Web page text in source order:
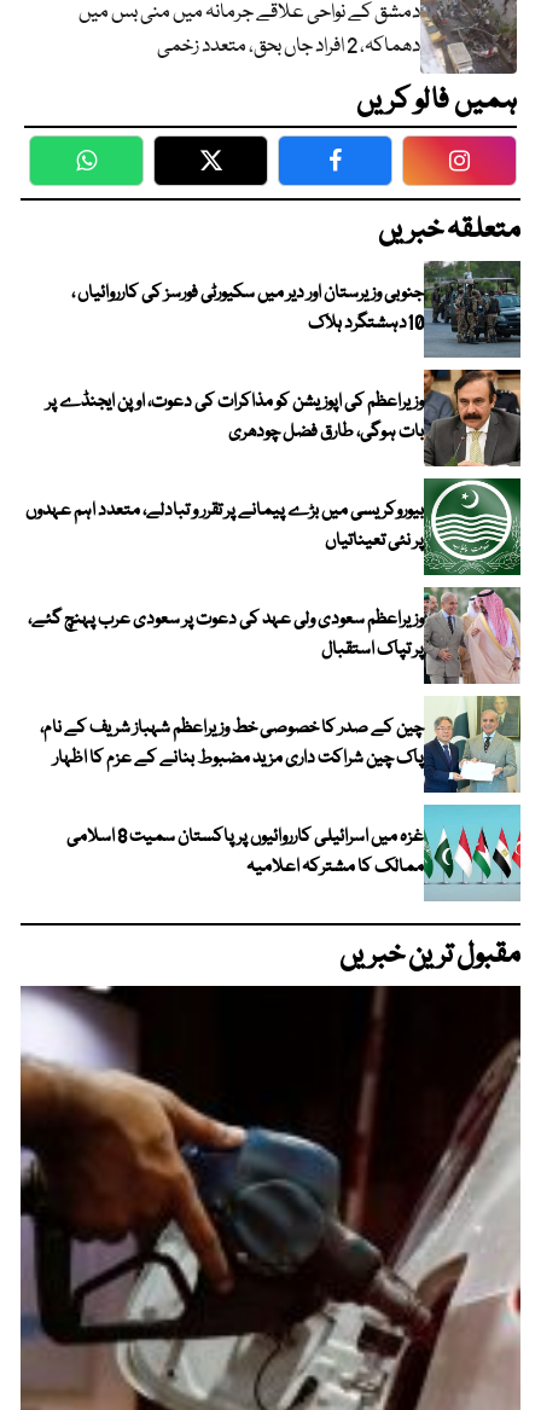
دمشق کے نواحی علاقے جرمانہ میں منی بس میں
دھماکہ، 2 افراد جاں بحق، متعدد زخمی
ہمیں فالو کریں
WhatsApp Twitter Facebook
متعلقہ خبریں
جنوبی وزیرستان اور دیر میں سکیورٹی فورسز کی کارروائیاں ،
10دہشتگرد ہلاک
وزیراعظم کی اپوزیشن کو مذاکرات کی دعوت، اوپن ایجنڈے پر
بات ہوگی، طارق فضل چودھری
بیوروکریسی میں بڑے پیمانے پر تقرر و تبادلے، متعدد اہم عہدوں
پر نئی تعیناتیاں
وزیراعظم سعودی ولی عہد کی دعوت پر سعودی عرب پہنچ گئے،
پر تپاک استقبال
چین کے صدر کا خصوصی خط وزیراعظم شہباز شریف کے نام،
پاک چین شراکت داری مزید مضبوط بنانے کے عزم کا اظہار
غزہ میں اسرائیلی کارروائیوں پر پاکستان سمیت 8 اسلامی
ممالک کا مشترکہ اعلامیہ
مقبول ترین خبریں